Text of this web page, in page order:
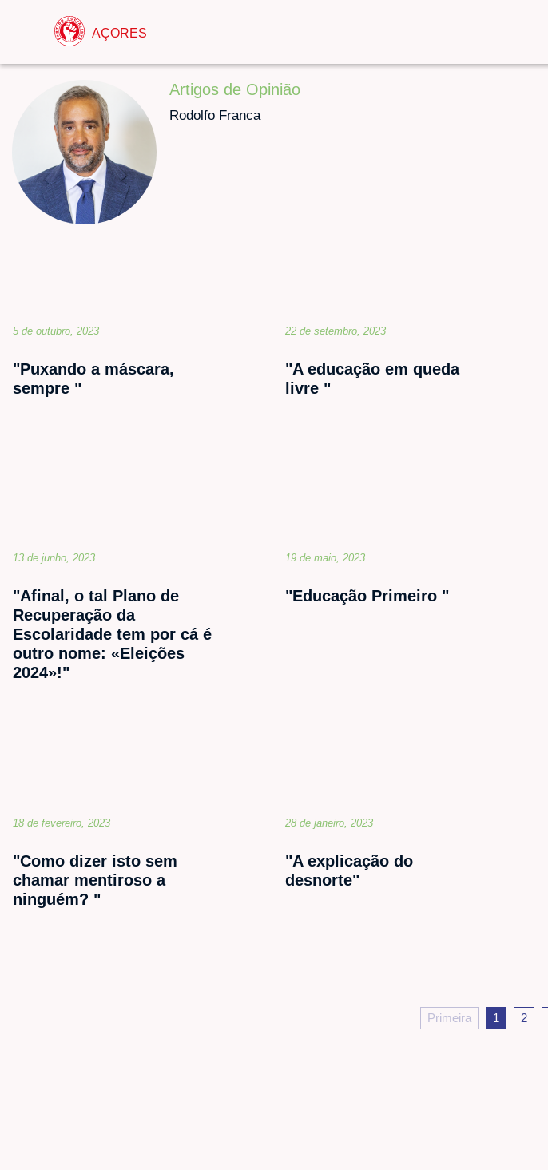
AÇORES
Artigos de Opinião
Rodolfo Franca
5 de outubro, 2023
"Puxando a máscara,
sempre "
22 de setembro, 2023
"A educação em queda
livre "
13 de junho, 2023
"Afinal, o tal Plano de
Recuperação da
Escolaridade tem por cá é
outro nome: «Eleições
2024»!"
19 de maio, 2023
"Educação Primeiro "
18 de fevereiro, 2023
"Como dizer isto sem
chamar mentiroso a
ninguém? "
28 de janeiro, 2023
"A explicação do
desnorte"
Primeira 1 2